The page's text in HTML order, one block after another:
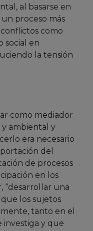
al basarse en
proceso más
como
social en
la tensión
como mediador
ambiental y
era necesario
del
de procesos
en los
“desarrollar una
los sujetos
tanto en el
investiga y que